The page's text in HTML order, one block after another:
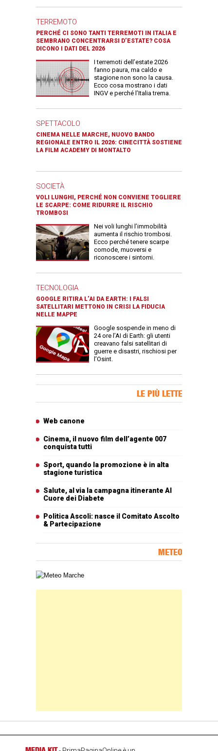
TERREMOTO
PERCHÉ CI SONO TANTI TERREMOTI IN ITALIA E
SEMBRANO CONCENTRARSI D’ESTATE? COSA
DICONO I DATI DEL 2026
I terremoti dell’estate 2026
fanno paura, ma caldo e
stagione non sono la causa.
Ecco cosa mostrano i dati
INGV e perché l’Italia trema.
SPETTACOLO
CINEMA NELLE MARCHE, NUOVO BANDO
REGIONALE ENTRO IL 2026: CINECITTÀ SOSTIENE
LA FILM ACADEMY DI MONTALTO
SOCIETÀ
VOLI LUNGHI, PERCHÉ NON CONVIENE TOGLIERE
LE SCARPE: COME RIDURRE IL RISCHIO
TROMBOSI
Nei voli lunghi l’immobilità
aumenta il rischio trombosi.
Ecco perché tenere scarpe
comode, muoversi e
riconoscere i sintomi.
TECNOLOGIA
GOOGLE RITIRA L’AI DA EARTH: I FALSI
SATELLITARI METTONO IN CRISI LA FIDUCIA
NELLE MAPPE
Google sospende in meno di
24 ore l’AI di Earth: gli utenti
creavano falsi satellitari di
guerre e disastri, rischiosi per
l’Osint.
LE PIÙ LETTE
Web canone
Cinema, il nuovo film dell’agente 007
conquista tutti
Sport, quando la promozione è in alta
stagione turistica
Salute, al via la campagna itinerante Al
Cuore dei Diabete
Politica Ascoli: nasce il Comitato Ascolto
& Partecipazione
METEO
Carta meteorologica delle Marche